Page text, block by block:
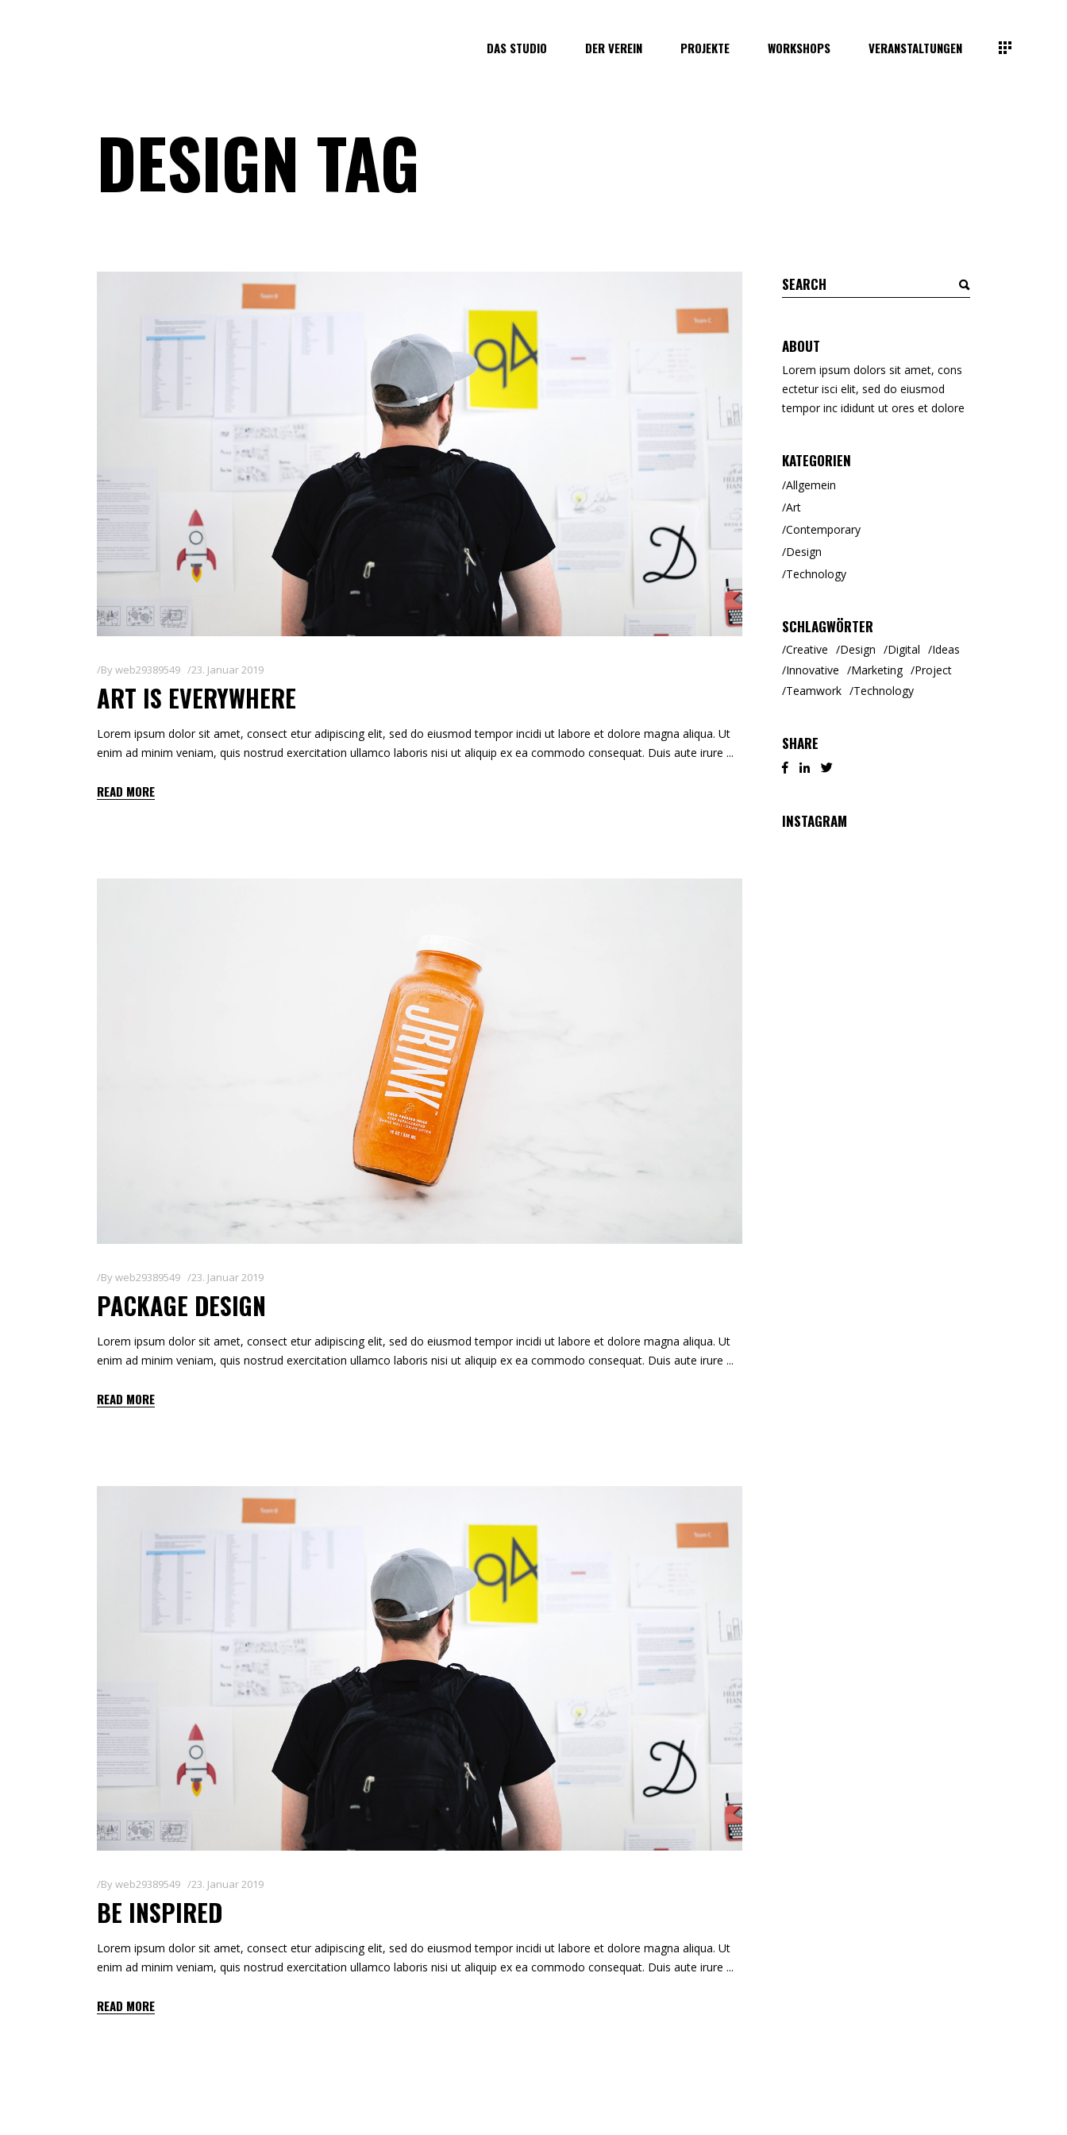
DAS STUDIO DER VEREIN PROJEKTE WORKSHOPS VERANSTALTUNGEN
DESIGN TAG
Byweb29389549 23. Januar 2019
ART IS EVERYWHERE
Lorem ipsum dolor sit amet, consect etur adipiscing elit, sed do eiusmod tempor incidi ut labore et dolore magna aliqua. Ut
enim ad minim veniam, quis nostrud exercitation ullamco laboris nisi ut aliquip ex ea commodo consequat. Duis aute irure
READ MORE
Byweb29389549 23. Januar 2019
PACKAGE DESIGN
Lorem ipsum dolor sit amet, consect etur adipiscing elit, sed do eiusmod tempor incidi ut labore et dolore magna aliqua. Ut
enim ad minim veniam, quis nostrud exercitation ullamco laboris nisi ut aliquip ex ea commodo consequat. Duis aute irure
READ MORE
Byweb29389549 23. Januar 2019
BE INSPIRED
Lorem ipsum dolor sit amet, consect etur adipiscing elit, sed do eiusmod tempor incidi ut labore et dolore magna aliqua. Ut
enim ad minim veniam, quis nostrud exercitation ullamco laboris nisi ut aliquip ex ea commodo consequat. Duis aute irure
READ MORE
Search
for:
ABOUT
Lorem ipsum dolors sit amet, cons
ectetur isci elit, sed do eiusmod
tempor inc ididunt ut ores et dolore
KATEGORIEN
Allgemein
Art
Contemporary
Design
Technology
SCHLAGWÖRTER
Creative Design Digital
Ideas
Innovative
Marketing
Project
Teamwork
Technology
SHARE
INSTAGRAM